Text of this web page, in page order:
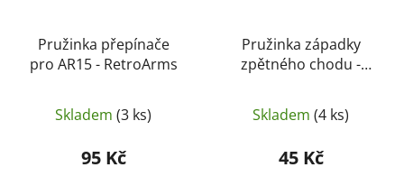
Pružinka přepínače
pro AR15 - RetroArms
Skladem (3 ks)
95 Kč
Pružinka západky
zpětného chodu -
Skladem (4 ks)
45 Kč